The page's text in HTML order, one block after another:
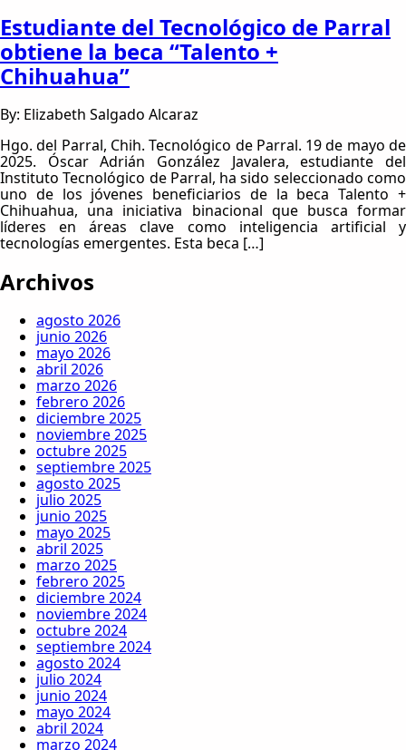
Estudiante del Tecnológico de Parral
obtiene la beca “Talento +
Chihuahua”
By: Elizabeth Salgado Alcaraz
Hgo. del Parral, Chih. Tecnológico de Parral. 19 de mayo de
2025. Óscar Adrián González Javalera, estudiante del
Instituto Tecnológico de Parral, ha sido seleccionado como
uno de los jóvenes beneficiarios de la beca Talento +
Chihuahua, una iniciativa binacional que busca formar
líderes en áreas clave como inteligencia artificial y
tecnologías emergentes. Esta beca […]
Archivos
agosto 2026
junio 2026
mayo 2026
abril 2026
marzo 2026
febrero 2026
diciembre 2025
noviembre 2025
octubre 2025
septiembre 2025
agosto 2025
julio 2025
junio 2025
mayo 2025
abril 2025
marzo 2025
febrero 2025
diciembre 2024
noviembre 2024
octubre 2024
septiembre 2024
agosto 2024
julio 2024
junio 2024
mayo 2024
abril 2024
marzo 2024